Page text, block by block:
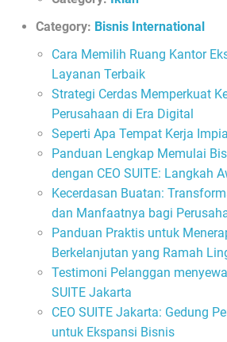
Category: Bisnis International
Cara Memilih Ruang Kantor
Layanan Terbaik
Strategi Cerdas Memperkuat
Perusahaan di Era Digital
Seperti Apa Tempat Kerja
Panduan Lengkap Memulai
dengan CEO SUITE: Langkah
Kecerdasan Buatan:
dan Manfaatnya bagi
Panduan Praktis untuk
Berkelanjutan yang Ramah
Testimoni Pelanggan
SUITE Jakarta
CEO SUITE Jakarta: Gedung
untuk Ekspansi Bisnis